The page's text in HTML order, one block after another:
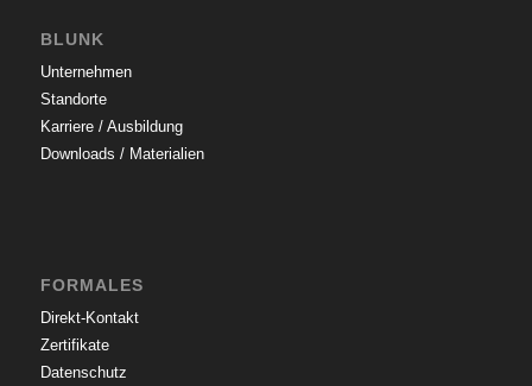
BLUNK
Unternehmen
Standorte
Karriere / Ausbildung
Downloads / Materialien
FORMALES
Direkt-Kontakt
Zertifikate
Datenschutz